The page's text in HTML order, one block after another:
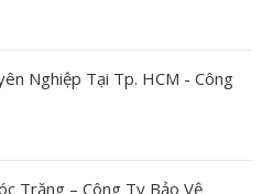
Nghiệp Tại Tp. HCM - Công
Trăng – Công Ty Bảo Vệ